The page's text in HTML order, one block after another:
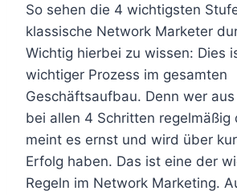
So sehen die 4 wichtigsten
klassische Network Marketer
Wichtig hierbei zu wissen: Dies
wichtiger Prozess im gesamten
Geschäftsaufbau. Denn wer
bei allen 4 Schritten regelmäßig
meint es ernst und wird über
Erfolg haben. Das ist eine der
Regeln im Network Marketing.